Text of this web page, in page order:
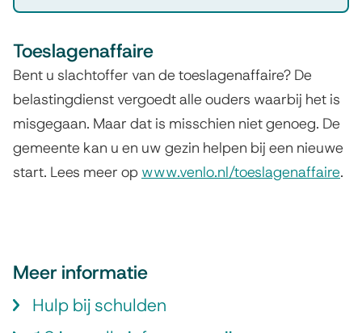
d
h
u
l
p
v
e
n
i
n
Toeslagenaffaire
Bent u slachtoffer van de toeslagenaffaire? De
belastingdienst vergoedt alle ouders waarbij het is
misgegaan. Maar dat is misschien niet genoeg. De
gemeente kan u en uw gezin helpen bij een nieuwe
start. Lees meer op www.venlo.nl/toeslagenaffaire.
Meer informatie
Hulp bij schulden